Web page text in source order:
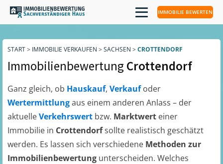
IMMOBILIE BEWERTEN
START> IMMOBILIE VERKAUFEN > SACHSEN > CROTTENDORF
ImmobilienbewertungCrottendorf
Ganz gleich, ob Hauskauf, Verkaufoder
Wertermittlungaus einem anderen Anlass – der
aktuelleVerkehrswert bzw. Marktwert einer
Immobilie in Crottendorfsollte realistisch geschätzt
werden. Es lassen sich verschiedene Methoden zur
Immobilienbewertung unterscheiden. Welches